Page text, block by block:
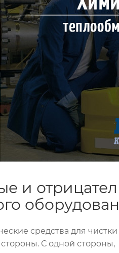
и
средства для чистки
С одной стороны,